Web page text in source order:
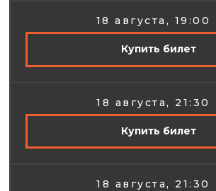
18 августа, 19:00
Купить билет
18 августа, 21:30
Купить билет
18 августа, 21:30